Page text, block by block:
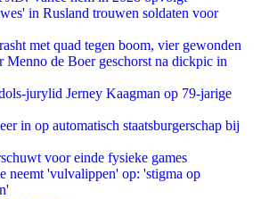
in Rusland trouwen soldaten voor
met quad tegen boom, vier gewonden
Menno de Boer geschorst na dickpic in
jurylid Jerney Kaagman op 79-jarige
in op automatisch staatsburgerschap bij
voor einde fysieke games
neemt 'vulvalippen' op: 'stigma op